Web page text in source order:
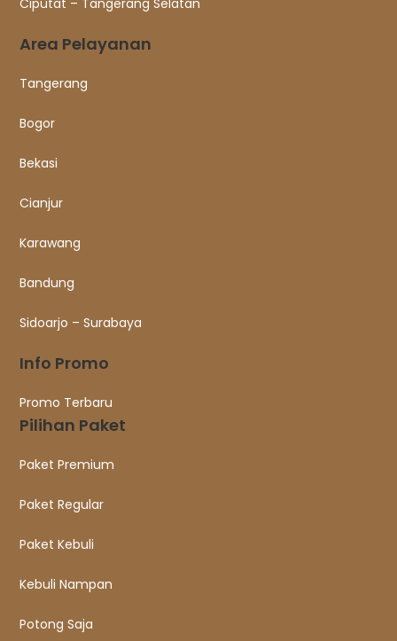
Ciputat – Tangerang Selatan
Area Pelayanan
Tangerang
Bogor
Bekasi
Cianjur
Karawang
Bandung
Sidoarjo – Surabaya
Info Promo
Promo Terbaru
Pilihan Paket
Paket Premium
Paket Regular
Paket Kebuli
Kebuli Nampan
Potong Saja